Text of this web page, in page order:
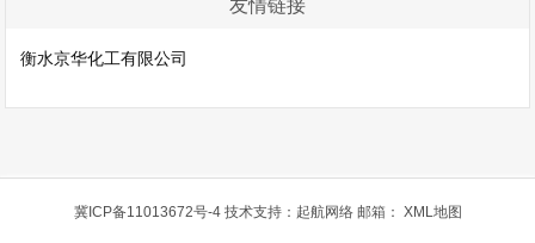
友情链接
衡水京华化工有限公司
冀ICP备11013672号-4技术支持： 起航网络邮箱： XML地图